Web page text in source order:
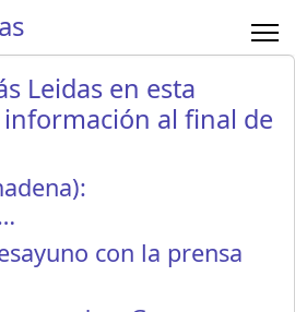
Leidas en esta
al final de
con la prensa